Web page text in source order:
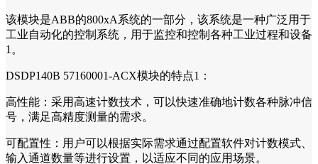
该模块是ABB的800xA系统的一部分，该系统是一种广泛用于
工业自动化的控制系统，用于监控和控制各种工业过程和设备
1。
DSDP140B 57160001-ACX模块的特点1：
高性能：采用高速计数技术，可以快速准确地计数各种脉冲信
号，满足高精度测量的需求。
可配置性：用户可以根据实际需求通过配置软件对计数模式、
输入通道数量等进行设置，以适应不同的应用场景。